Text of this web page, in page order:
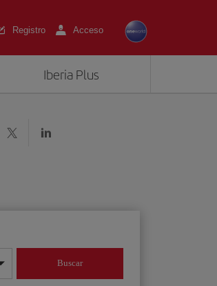
Registro Acceso
Iberia Plus
Buscar